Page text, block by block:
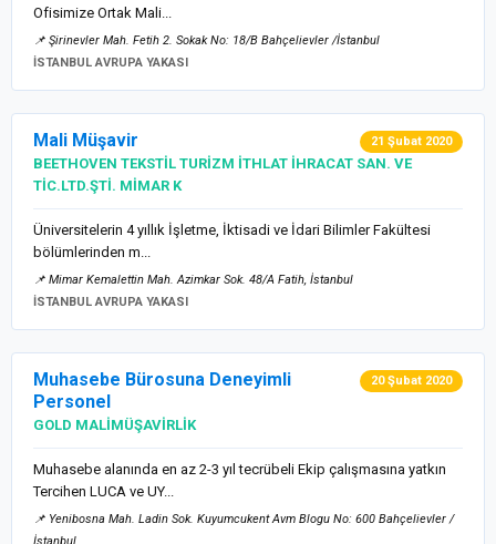
Ofisimize Ortak Mali...
📌 Şirinevler Mah. Fetih 2. Sokak No: 18/B Bahçelievler /İstanbul
İSTANBUL AVRUPA YAKASI
Mali Müşavir 21 Şubat 2020
BEETHOVEN TEKSTİL TURİZM İTHLAT İHRACAT SAN. VE
TİC.LTD.ŞTİ. MİMAR K
Üniversitelerin 4 yıllık İşletme, İktisadi ve İdari Bilimler Fakültesi
bölümlerinden m...
📌 Mimar Kemalettin Mah. Azimkar Sok. 48/A Fatih, İstanbul
İSTANBUL AVRUPA YAKASI
Muhasebe Bürosuna Deneyimli
Personel
20 Şubat 2020
GOLD MALİMÜŞAVİRLİK
Muhasebe alanında en az 2-3 yıl tecrübeli Ekip çalışmasına yatkın
Tercihen LUCA ve UY...
📌 Yenibosna Mah. Ladin Sok. Kuyumcukent Avm Blogu No: 600 Bahçelievler /